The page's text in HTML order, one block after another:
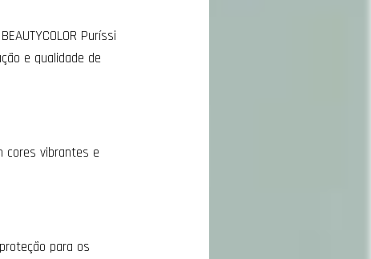
Puríssi
e qualidade de
cores vibrantes e
para os